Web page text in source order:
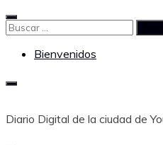
Saltar
al
Buscar:
Bienvenidos
Diario Digital de la ciudad de